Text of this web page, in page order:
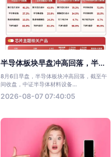
半导体板块早盘冲高回落，半...
8月6日早盘，半导体板块冲高回落，截至午
间收盘，中证半导体材料设备...
2026-08-07 07:40:05